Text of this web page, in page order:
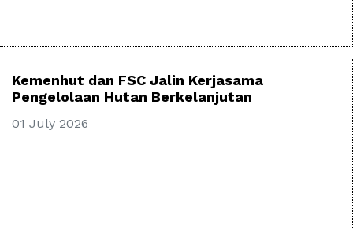
Kemenhut dan FSC Jalin Kerjasama
Pengelolaan Hutan Berkelanjutan
01 July 2026